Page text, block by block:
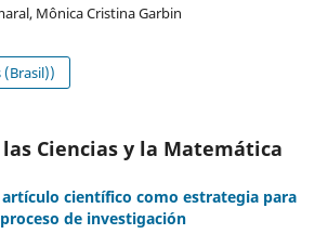
Mônica Cristina Garbin
(Brasil))
Ciencias y la Matemática
científico como estrategia para
de investigación